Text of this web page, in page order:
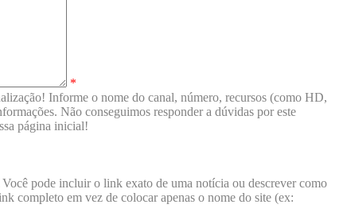
*
Informe o nome do canal, número, recursos (como HD,
Não conseguimos responder a dúvidas por este
página inicial!
pode incluir o link exato de uma notícia ou descrever como
completo em vez de colocar apenas o nome do site (ex: